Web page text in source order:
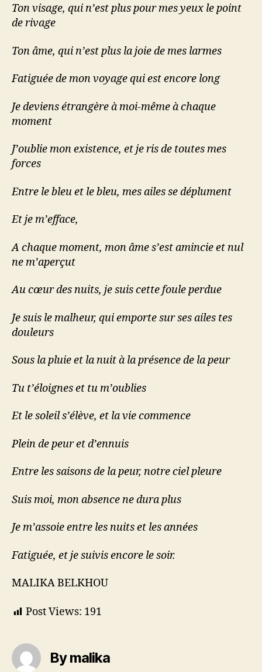
Ton visage, qui n’est plus pour mes yeux le point
de rivage
Ton âme, qui n’est plus la joie de mes larmes
Fatiguée de mon voyage qui est encore long
Je deviens étrangère à moi-même à chaque
moment
J’oublie mon existence, et je ris de toutes mes
forces
Entre le bleu et le bleu, mes ailes se déplument
Et je m’efface,
A chaque moment, mon âme s’est amincie et nul
ne m’aperçut
Au cœur des nuits, je suis cette foule perdue
Je suis le malheur, qui emporte sur ses ailes tes
douleurs
Sous la pluie et la nuit à la présence de la peur
Tu t’éloignes et tu m’oublies
Et le soleil s’élève, et la vie commence
Plein de peur et d’ennuis
Entre les saisons de la peur, notre ciel pleure
Suis moi, mon absence ne dura plus
Je m’assoie entre les nuits et les années
Fatiguée, et je suivis encore le soir.
MALIKA BELKHOU
Post Views: 191
By malika